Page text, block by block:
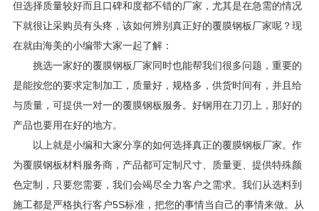
但选择质量较好而且口碑和度都不错的厂家，尤其是在急需的情况
下就很让采购员有头疼，该如何辨别真正好的覆膜钢板厂家呢？现
在就由海美的小编带大家一起了解：
挑选一家好的覆膜钢板厂家同时也能帮我们很多问题，重要的
是能按您的要求定制加工，质量好，规格多，供货时间有，并且给
与质量，可提供一对一的覆膜钢板服务。好钢用在刀刃上，那好的
产品也要用在好的地方。
以上就是小编和大家分享的如何选择真正的覆膜钢板厂家。作
为覆膜钢板材料服务商，产品都可定制尺寸、质量更、提供特殊颜
色定制，只要您需要，我们会竭尽全力客户之需求。我们从选料到
施工都是严格执行客户5S标准，把您的事情当自己的事情来做。从